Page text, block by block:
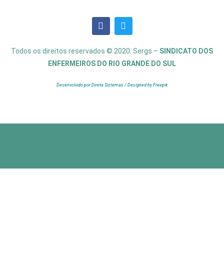
Todos os direitos reservados © 2020. Sergs – SINDICATO DOS
ENFERMEIROS DO RIO GRANDE DO SUL
Desenvolvido por Direta Sistemas / Designed by Freepik